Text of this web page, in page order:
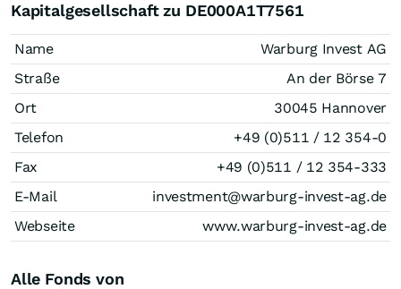
Kapitalgesellschaft zu DE000A1T7561
Name
Warburg Invest AG
Straße
An der Börse 7
Ort
30045 Hannover
Telefon
+49 (0)511 / 12 354-0
Fax
+49 (0)511 / 12 354-333
E-Mail
investment@warburg-invest-ag.de
Webseite
www.warburg-invest-ag.de
Alle Fonds von